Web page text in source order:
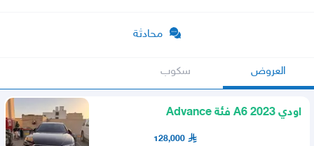
محادثة
العروض سكوب
اودي A6 2023 فئة Advance
128,000